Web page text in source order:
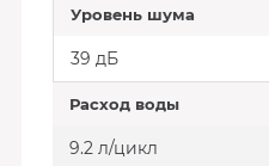
Уровень шума
39 дБ
Расход воды
9.2 л/цикл